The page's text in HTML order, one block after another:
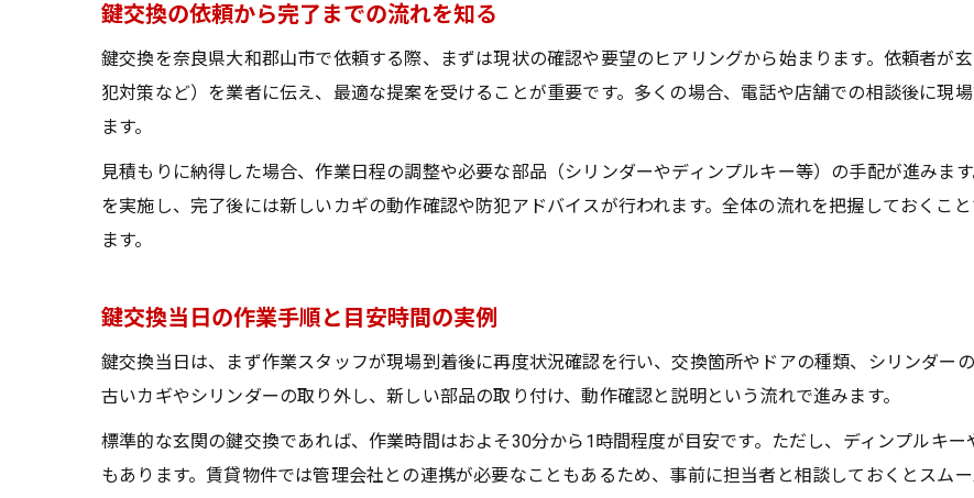
鍵交換の依頼から完了までの流れを知る
鍵交換を奈良県大和郡山市で依頼する際、まずは現状の確認や要望のヒアリングから始まります。依頼者が
犯対策など）を業者に伝え、最適な提案を受けることが重要です。多くの場合、電話や店舗での相談後に現
ます。
見積もりに納得した場合、作業日程の調整や必要な部品（シリンダーやディンプルキー等）の手配が進みま
を実施し、完了後には新しいカギの動作確認や防犯アドバイスが行われます。全体の流れを把握しておくこ
ます。
鍵交換当日の作業手順と目安時間の実例
鍵交換当日は、まず作業スタッフが現場到着後に再度状況確認を行い、交換箇所やドアの種類、シリンダー
古いカギやシリンダーの取り外し、新しい部品の取り付け、動作確認と説明という流れで進みます。
標準的な玄関の鍵交換であれば、作業時間はおよそ30分から1時間程度が目安です。ただし、ディンプルキ
もあります。賃貸物件では管理会社との連携が必要なこともあるため、事前に担当者と相談しておくとスムー